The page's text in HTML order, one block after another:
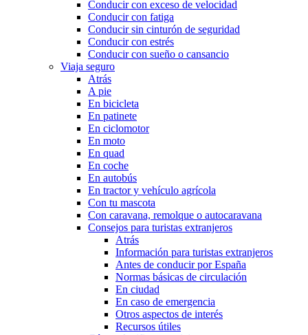
Conducir con exceso de velocidad
Conducir con fatiga
Conducir sin cinturón de seguridad
Conducir con estrés
Conducir con sueño o cansancio
Viaja seguro
Atrás
A pie
En bicicleta
En patinete
En ciclomotor
En moto
En quad
En coche
En autobús
En tractor y vehículo agrícola
Con tu mascota
Con caravana, remolque o autocaravana
Consejos para turistas extranjeros
Atrás
Información para turistas extranjeros
Antes de conducir por España
Normas básicas de circulación
En ciudad
En caso de emergencia
Otros aspectos de interés
Recursos útiles